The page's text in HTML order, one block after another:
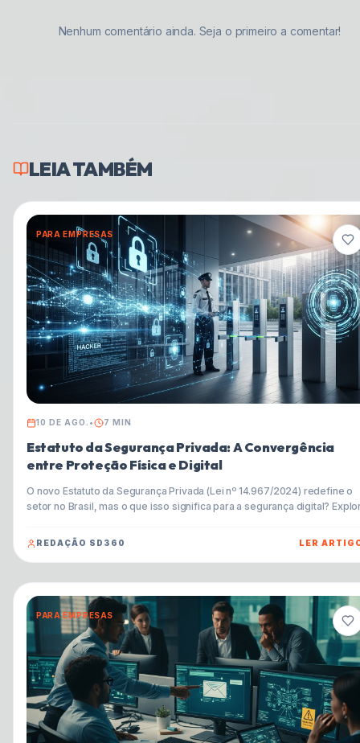
Nenhum comentário ainda. Seja o primeiro a comentar!
LEIA TAMBÉM
PARA EMPRESAS
10 DE AGO. • 7 MIN
Estatuto da Segurança Privada: A Convergência
entre Proteção Física e Digital
O novo Estatuto da Segurança Privada (Lei nº 14.967/2024) redefine o
setor no Brasil, mas o que isso significa para a segurança digital?
cibernética, e prepare-se para os desafios e oportunidades de uma
REDAÇÃO SD360 LER
PARA EMPRESAS